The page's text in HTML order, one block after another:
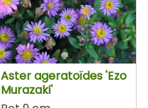
Aster ageratoïdes 'Ezo
Murazaki'